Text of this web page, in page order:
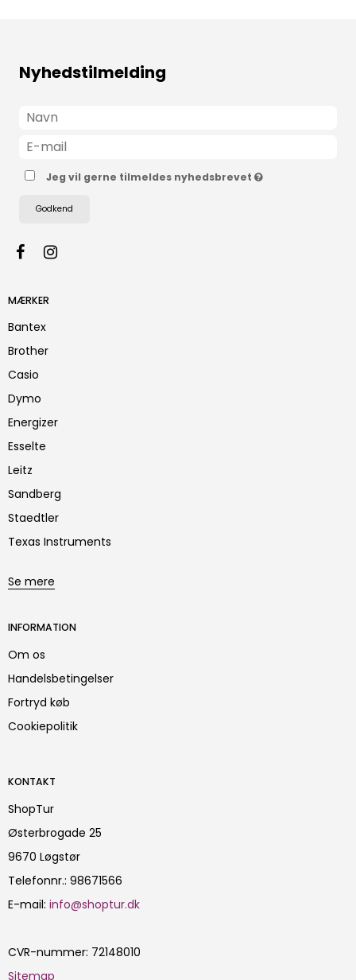
Nyhedstilmelding
Jeg vil gerne tilmeldes nyhedsbrevet
Godkend
MÆRKER
Bantex
Brother
Casio
Dymo
Energizer
Esselte
Leitz
Sandberg
Staedtler
Texas Instruments
Se mere
INFORMATION
Om os
Handelsbetingelser
Fortryd køb
Cookiepolitik
KONTAKT
ShopTur
Østerbrogade 25
9670 Løgstør
Telefonnr.: 98671566
E-mail: info@shoptur.dk
CVR-nummer: 72148010
Sitemap